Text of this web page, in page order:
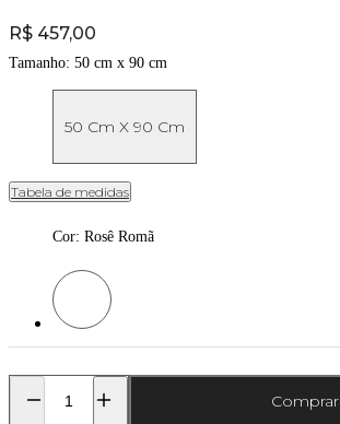
Price:
R$ 457,00
Tamanho: 50 cm x 90 cm
50 Cm X 90 Cm
Tabela de medidas
Cor: Rosê Romã
Cor: Rosê Romã
Comprar